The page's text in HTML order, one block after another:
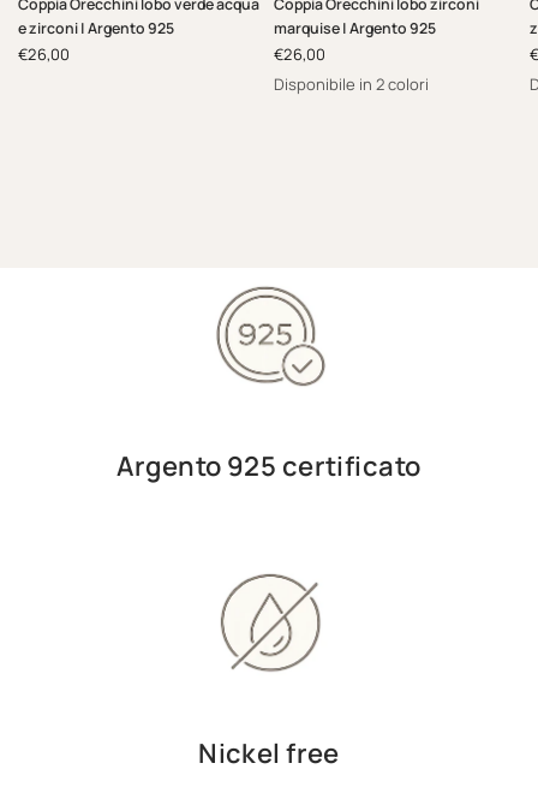
Coppia Orecchini lobo verde acqua
e zirconi | Argento 925
€26,00
Coppia Orecchini lobo zirconi
marquise | Argento 925
€26,00
OroArgento
Disponibile in 2 colori
Argento 925 certificato
Nickel free